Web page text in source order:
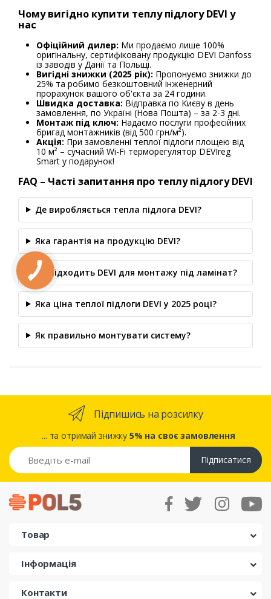
Чому вигідно купити теплу підлогу DEVI у
нас
Офіційний дилер: Ми продаємо лише 100%
оригінальну, сертифіковану продукцію DEVI Danfoss
із заводів у Данії та Польщі.
Вигідні знижки (2025 рік): Пропонуємо знижки до
25% та робимо безкоштовний інженерний
прорахунок вашого об'єкта за 24 години.
Швидка доставка: Відправка по Києву в день
замовлення, по Україні (Нова Пошта) – за 2-3 дні.
Монтаж під ключ: Надаємо послуги професійних
бригад монтажників (від 500 грн/м²).
Акція: При замовленні теплої підлоги площею від
10 м² – сучасний Wi-Fi терморегулятор DEVIreg
Smart у подарунок!
FAQ – Часті запитання про теплу підлогу DEVI
Де виробляється тепла підлога DEVI?
Яка гарантія на продукцію DEVI?
Чи підходить DEVI для монтажу під ламінат?
Яка ціна теплої підлоги DEVI у 2025 році?
Як правильно монтувати систему?
Підпишись на розсилку
... та отримай знижку 5% на своє замовлення
Підписатися
Товар
Інформація
Контакти